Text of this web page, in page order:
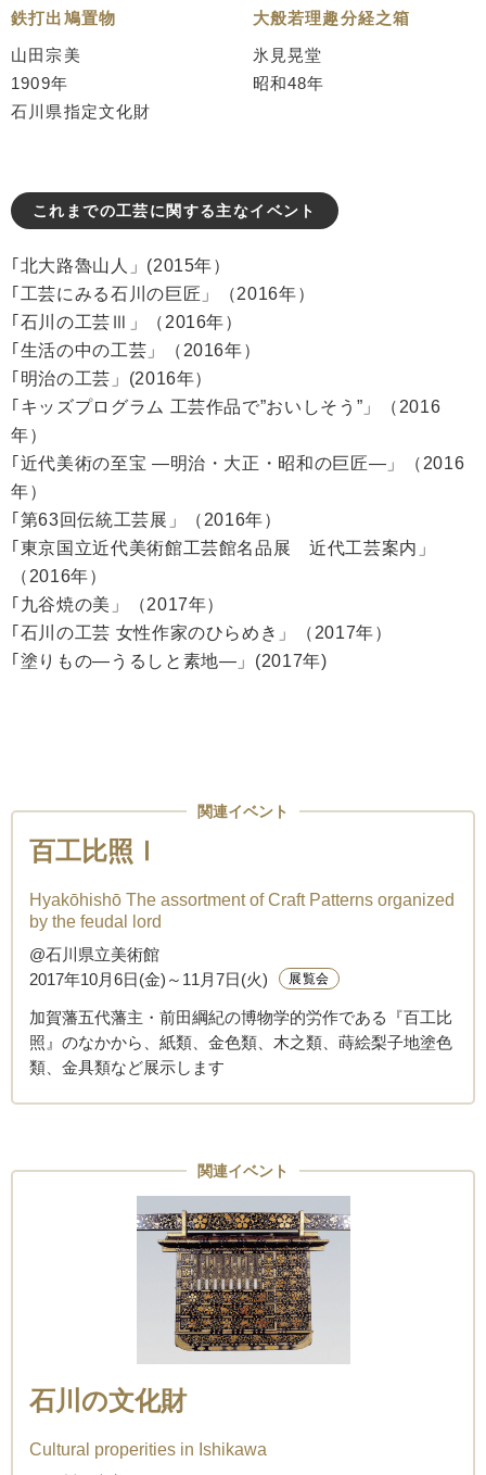
鉄打出鳩置物
山田宗美
1909年
石川県指定文化財
大般若理趣分経之箱
氷見晃堂
昭和48年
これまでの工芸に関する主なイベント
｢北大路魯山人」(2015年）
｢工芸にみる石川の巨匠」（2016年）
｢石川の工芸Ⅲ」（2016年）
｢生活の中の工芸」（2016年）
｢明治の工芸」(2016年）
｢キッズプログラム 工芸作品で”おいしそう”」（2016
年）
｢近代美術の至宝 ―明治・大正・昭和の巨匠―」（2016
年）
｢第63回伝統工芸展」（2016年）
｢東京国立近代美術館工芸館名品展 近代工芸案内 」
（2016年）
｢九谷焼の美」（2017年）
｢石川の工芸 女性作家のひらめき」（2017年）
｢塗りもの―うるしと素地―」(2017年)
関連イベント
百工比照Ⅰ
Hyakōhishō The assortment of Craft Patterns organized
by the feudal lord
@石川県立美術館
2017年10月6日(金)～11月7日(火)
展覧会
加賀藩五代藩主・前田綱紀の博物学的労作である『百工比
照』のなかから、紙類、金色類、木之類、蒔絵梨子地塗色
類、金具類など展示します
関連イベント
石川の文化財
Cultural properities in Ishikawa